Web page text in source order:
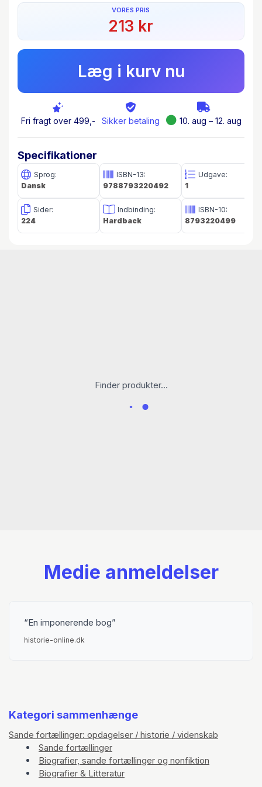
VORES PRIS
213 kr
Læg i kurv nu
Fri fragt over 499,- Sikker betaling 10. aug – 12. aug
Specifikationer
Sprog:
Dansk
Sider:
224
ISBN-13:
9788793220492
Indbinding:
Hardback
Udgave:
1
ISBN-10:
8793220499
Finder produkter...
Medie anmeldelser
En imponerende bog
historie-online.dk
Kategori sammenhænge
Sande fortællinger: opdagelser / historie / videnskab
Sande fortællinger
Biografier, sande fortællinger og nonfiktion
Biografier & Litteratur